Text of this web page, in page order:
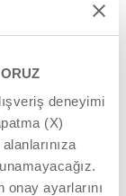
deneyimi
(X)
ayarlarını